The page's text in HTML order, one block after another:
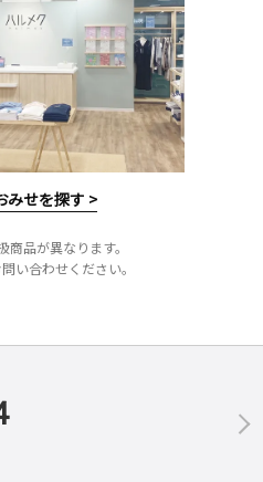
みせを探す >
品が異なります。
い合わせください。